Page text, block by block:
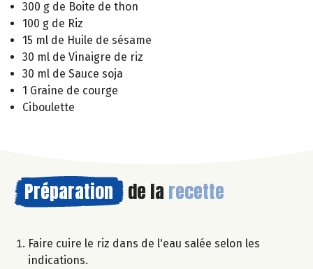
300 g de Boite de thon
100 g de Riz
15 ml de Huile de sésame
30 ml de Vinaigre de riz
30 ml de Sauce soja
1 Graine de courge
Ciboulette
Préparation de la recette
Faire cuire le riz dans de l'eau salée selon les
indications.